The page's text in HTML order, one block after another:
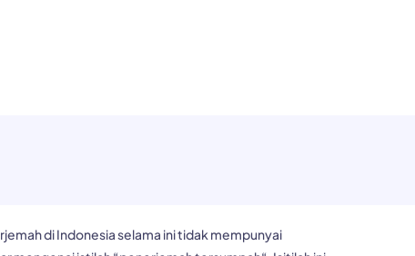
di Indonesia selama ini tidak mempunyai